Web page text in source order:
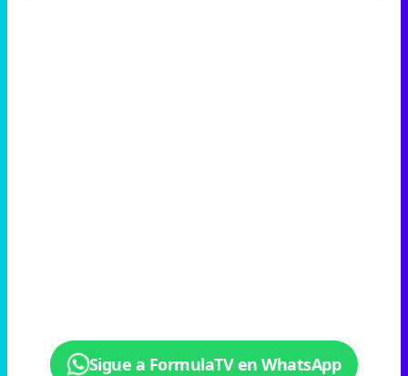
Sigue a FormulaTV en WhatsApp